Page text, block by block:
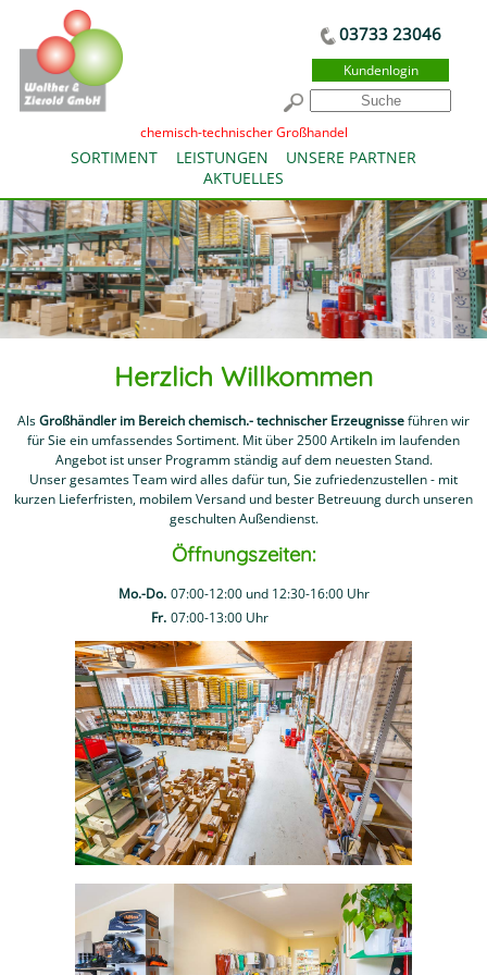
03733 23046
Kundenlogin
chemisch-technischer Großhandel
SORTIMENT LEISTUNGEN
UNSERE PARTNER
AKTUELLES
Herzlich Willkommen
AlsGroßhändler im Bereich chemisch.- technischer Erzeugnisseführen wir
für Sie ein umfassendes Sortiment. Mit über 2500 Artikeln im laufenden
Angebot ist unser Programm ständig auf dem neuesten Stand.
Unser gesamtes Team wird alles dafür tun, Sie zufriedenzustellen - mit
kurzen Lieferfristen, mobilem Versand und bester Betreuung durch unseren
geschulten Außendienst.
Öffnungszeiten:
Mo.-Do. 07:00-12:00 und 12:30-16:00 Uhr
Fr. 07:00-13:00 Uhr